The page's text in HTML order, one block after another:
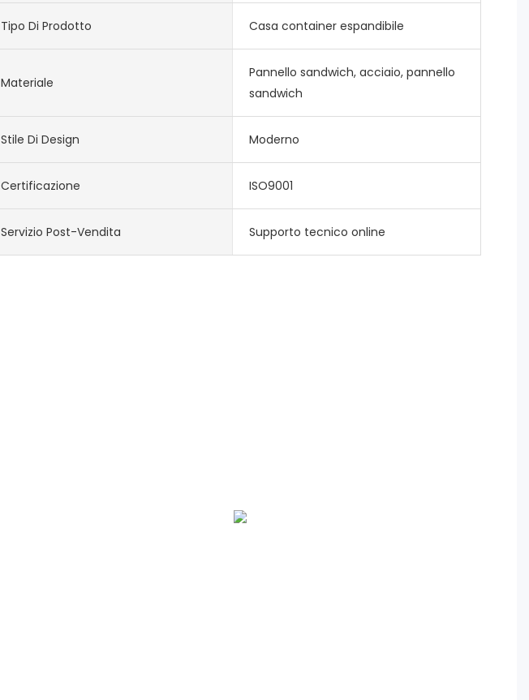
Tipo Di Prodotto Casa container espandibile
Materiale
Pannello sandwich, acciaio, pannello
sandwich
Stile Di Design Moderno
Certificazione ISO9001
Servizio Post-Vendita Supporto tecnico online